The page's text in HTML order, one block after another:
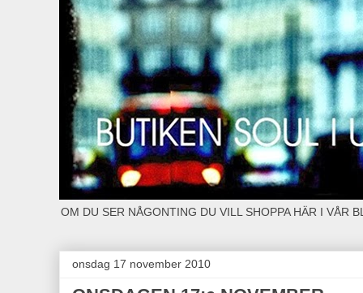
OM DU SER NÅGONTING DU VILL SHOPPA HÄR I VÅR
onsdag 17 november 2010